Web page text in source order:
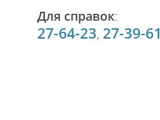
Для справок:
27-64-23, 27-39-61